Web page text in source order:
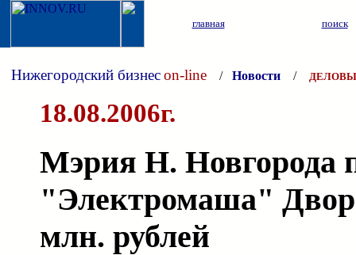
главная поиск
Нижегородский бизнесon-line / Новости /
18.08.2006г.
Мэрия Н. Новгорода
"Электромаша"
млн. рублей